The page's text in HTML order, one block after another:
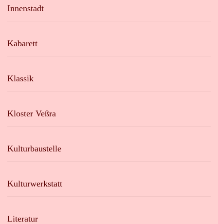
Innenstadt
Kabarett
Klassik
Kloster Veßra
Kulturbaustelle
Kulturwerkstatt
Literatur